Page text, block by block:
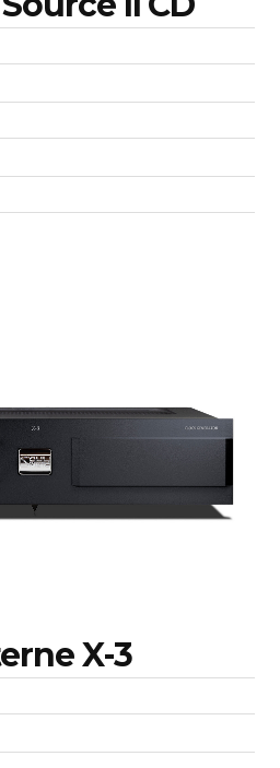
X-3